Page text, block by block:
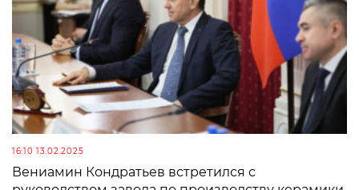
16:10 13.02.2025
Вениамин Кондратьев встретился с